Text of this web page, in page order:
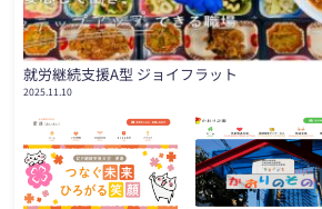
就労継続支援A型 ジョイフラット
2025.11.10